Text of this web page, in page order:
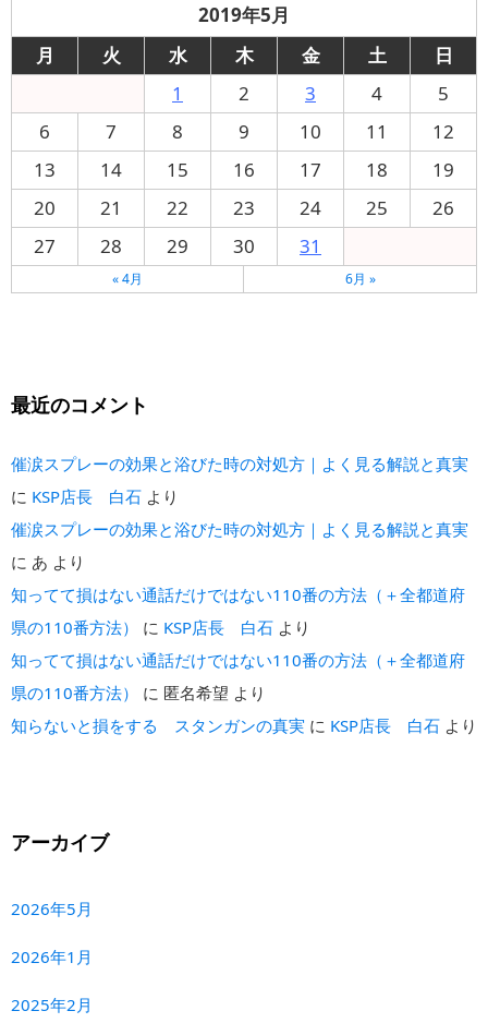
2019年5月
月
火 水 木 金 土
日
1
2 3 4
5
6
7 8 9 10 11
12
13
14 15 16 17 18
19
20
21 22 23 24 25
26
27
28 29 30 31
« 4月 6月 »
最近のコメント
催涙スプレーの効果と浴びた時の対処方｜よく見る解説と真実
に KSP店長 白石 より
催涙スプレーの効果と浴びた時の対処方｜よく見る解説と真実
に あ より
知ってて損はない通話だけではない110番の方法（＋全都道府
県の110番方法）
に KSP店長 白石 より
知ってて損はない通話だけではない110番の方法（＋全都道府
県の110番方法）
に 匿名希望 より
知らないと損をする スタンガンの真実 に KSP店長 白石 より
アーカイブ
2026年5月
2026年1月
2025年2月